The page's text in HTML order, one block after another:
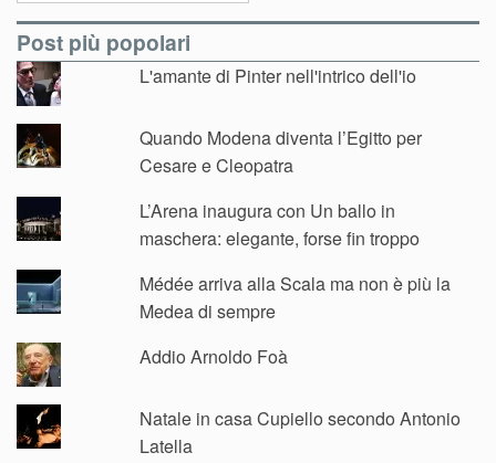
Post più popolari
L'amante di Pinter nell'intrico dell'io
Quando Modena diventa l’Egitto per
Cesare e Cleopatra
L’Arena inaugura con Un ballo in
maschera: elegante, forse fin troppo
Médée arriva alla Scala ma non è più la
Medea di sempre
Addio Arnoldo Foà
Natale in casa Cupiello secondo Antonio
Latella